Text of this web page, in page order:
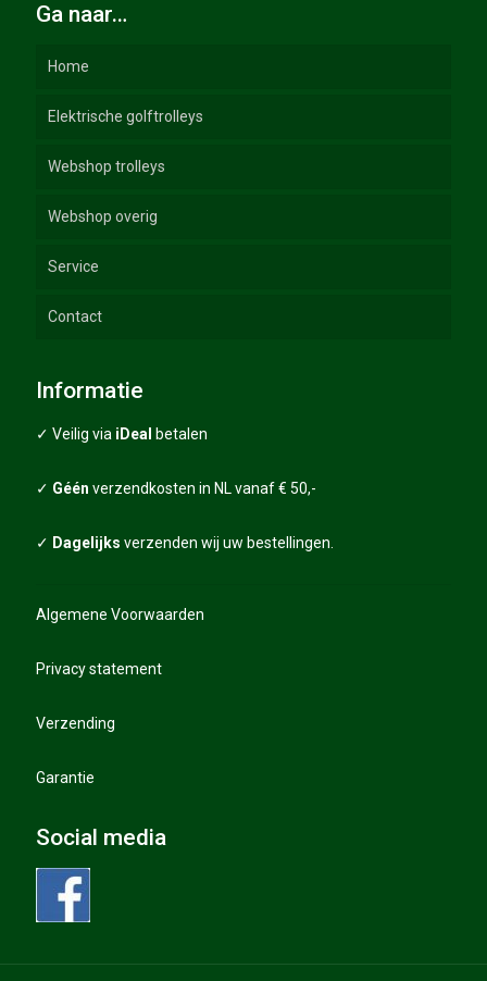
Ga naar…
Home
Elektrische golftrolleys
Webshop trolleys
Elektrische Golftrolleys
GT-lijn
Duw Trolleys
Trolley accessoires
Webshop overig
Golftassen
Golfhandschoenen
Service
Handleidingen
Contact
Informatie
✓ Veilig via iDeal betalen
✓ Géén verzendkosten in NL vanaf € 50,-
✓ Dagelijks verzenden wij uw bestellingen.
Algemene Voorwaarden
Privacy statement
Verzending
Garantie
Social media